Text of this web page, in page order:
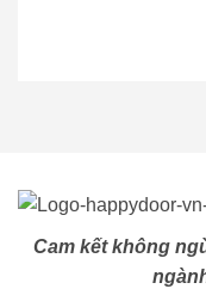
Cam kết không